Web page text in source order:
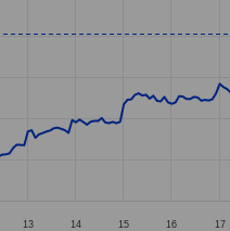
displaying values.
13 14 15 16 17